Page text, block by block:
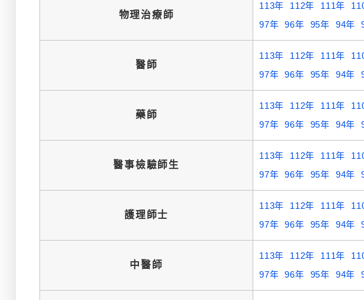
物理治療師
113年 112年 111年
97年
96年 95年 94年
醫師
113年 112年 111年
97年
96年 95年 94年
藥師
113年 112年 111年
97年
96年 95年 94年
醫事檢驗師生
113年 112年 111年
97年
96年 95年 94年
護理師士
113年 112年 111年
97年
96年 95年 94年
中醫師
113年 112年 111年
97年
96年 95年 94年